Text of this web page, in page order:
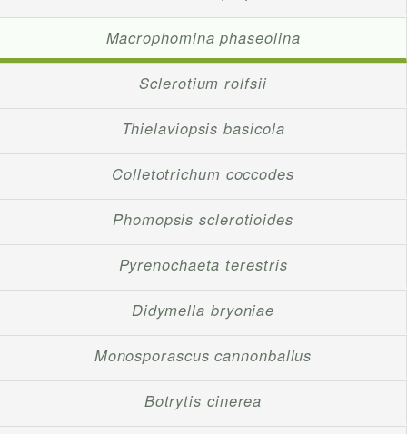
Macrophomina phaseolina
Sclerotium rolfsii
Thielaviopsis basicola
Colletotrichum coccodes
Phomopsis sclerotioides
Pyrenochaeta terestris
Didymella bryoniae
Monosporascus cannonballus
Botrytis cinerea